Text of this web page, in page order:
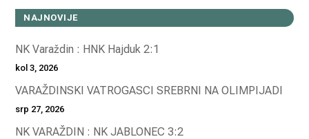
NAJNOVIJE
NK Varaždin : HNK Hajduk 2:1
kol 3, 2026
VARAŽDINSKI VATROGASCI SREBRNI NA OLIMPIJADI
srp 27, 2026
NK VARAŽDIN : NK JABLONEC 3:2